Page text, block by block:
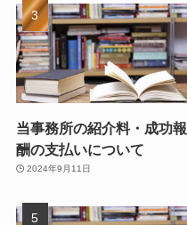
当事務所の紹介料・成功報
酬の支払いについて
2024年9月11日